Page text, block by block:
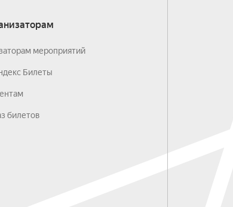
мероприятий
Билеты
билетов